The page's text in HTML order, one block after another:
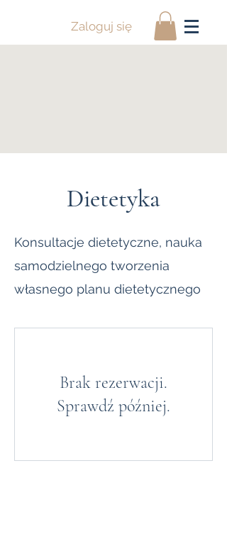
Zaloguj się
Dietetyka
Konsultacje dietetyczne, nauka
samodzielnego tworzenia
własnego planu dietetycznego
Brak rezerwacji.
Sprawdź później.